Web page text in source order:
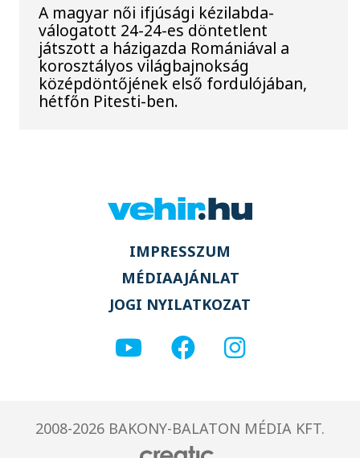
A magyar női ifjúsági kézilabda-
válogatott 24-24-es döntetlent
játszott a házigazda Romániával a
korosztályos világbajnokság
középdöntőjének első fordulójában,
hétfőn Pitesti-ben.
IMPRESSZUM
MÉDIAAJÁNLAT
JOGI NYILATKOZAT
2008-2026 BAKONY-BALATON MÉDIA KFT.